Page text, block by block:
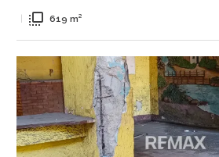
flip_to_front 619 m²